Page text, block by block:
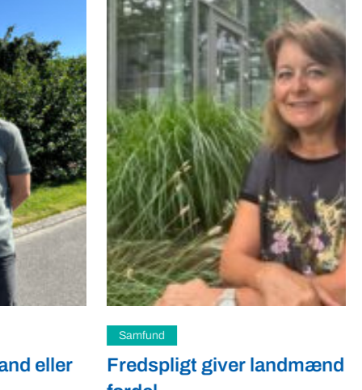
Fredspligt giver landmænd strategisk